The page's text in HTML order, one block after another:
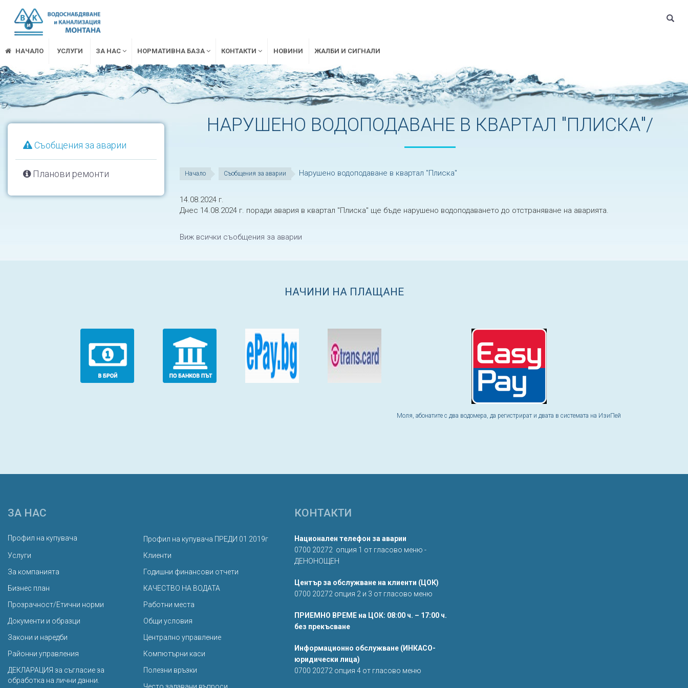
НАЧАЛО УСЛУГИ ЗА НАС НОРМАТИВНА БАЗА КОНТАКТИ НОВИНИ ЖАЛБИ И СИГНАЛИ
Съобщения за аварии
Планови ремонти
НАРУШЕНО ВОДОПОДАВАНЕ В КВАРТАЛ "ПЛИСКА"/
Начало Съобщения за аварии Нарушено водоподаване в квартал "Плиска"
14.08.2024 г.
Днес 14.08.2024 г. поради авария в квартал "Плиска" ще бъде нарушено водоподаването до отстраняване на аварията.
Виж всички съобщения за аварии
НАЧИНИ НА ПЛАЩАНЕ
Моля, абонатите с два водомера, да регистрират и двата в системата на ИзиПей
ЗА НАС
Профил на купувача
Профил на купувача ПРЕДИ 01 2019г
Услуги
Клиенти
За компанията
Годишни финансови отчети
Бизнес план
КАЧЕСТВО НА ВОДАТА
Прозрачност/Етични норми
Работни места
Документи и образци
Общи условия
Закони и наредби
Централно управление
Районни управления
Компютърни каси
ДЕКЛАРАЦИЯ за съгласие за
обработка на лични данни.
Полезни връзки
КОНТАКТИ
Национален телефон за аварии
0700 20272 опция 1 от гласово меню -
ДЕНОНОЩЕН
Център за обслужване на клиенти (ЦОК)
0700 20272 опция 2 и 3 от гласово меню
ПРИЕМНО ВРЕМЕ на ЦОК: 08:00 ч. – 17:00 ч.
без прекъсване
Информационно обслужване (ИНКАСО-
юридически лица)
0700 20272 опция 4 от гласово меню